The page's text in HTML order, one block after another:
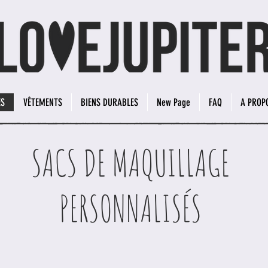
VÊTEMENTS BIENS DURABLES New Page FAQ A
SACS DE MAQUILLAGE
PERSONNALISÉS